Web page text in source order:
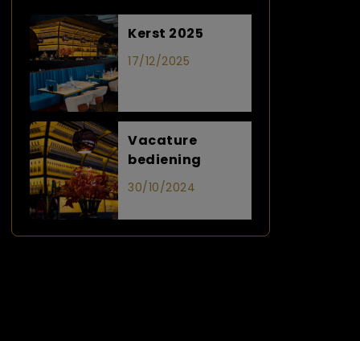
Kerst 2025
17/12/2025
Vacature
bediening
30/10/2024